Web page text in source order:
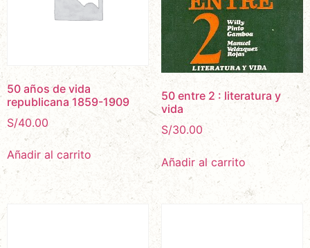
50 años de vida
republicana 1859-1909
S/40.00
Añadir al carrito
50 entre 2 : literatura y
vida
S/30.00
Añadir al carrito